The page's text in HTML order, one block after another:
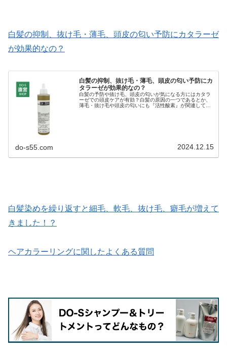
白髪の抑制、抜け毛・薄毛、頭皮の匂い予防にカタラーゼ
が効果的なの？
白髪の抑制、抜け毛・薄毛、頭皮の匂い予防にカ
タラーゼが効果的なの？
白髪の予防や抜け毛、頭皮の匂いが気になる方にはカタラ
ーゼでの頭皮ケアが有効？白髪の原因の一つであるとか、
薄毛・抜け毛や頭皮の匂いにも『活性酸素』が関連して
do-s55.com 2024.12.15
白髪染めを繰り返すと細毛、軟毛、抜け毛、癖毛が増えて
きました！？
ヘアカラーリングに関したよくある質問